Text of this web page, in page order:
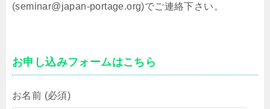
(seminar@japan-portage.org)でご連絡下さい。
お申し込みフォームはこちら
お名前 (必須)